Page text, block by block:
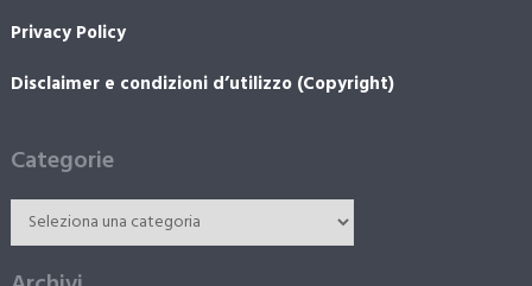
Privacy Policy
Disclaimer e condizioni d’utilizzo (Copyright)
Categorie